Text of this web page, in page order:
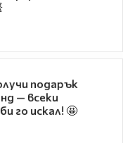
подарък
— всеки
го искал! 🤩